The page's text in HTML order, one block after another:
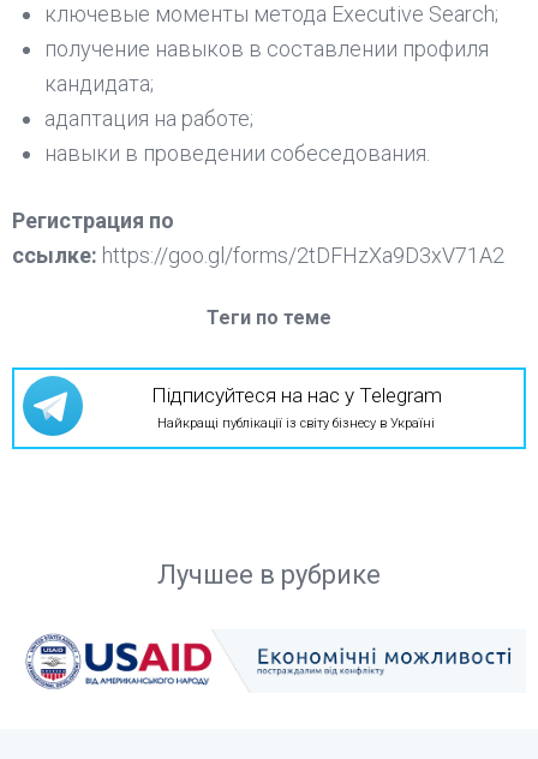
ключевые моменты метода Executive Search;
получение навыков в составлении профиля
кандидата;
адаптация на работе;
навыки в проведении собеседования.
Регистрация по
ссылке: https://goo.gl/forms/2tDFHzXa9D3xV71A2
Теги по теме
Підписуйтеся на нас у Telegram
Найкращі публікації із світу бізнесу в Україні
Лучшее в рубрике